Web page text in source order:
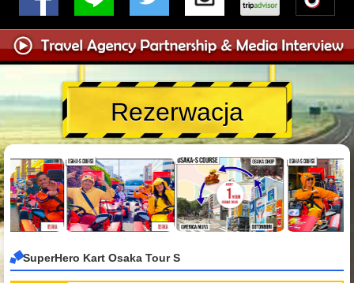
Rezerwacja
SuperHero Kart Osaka Tour S